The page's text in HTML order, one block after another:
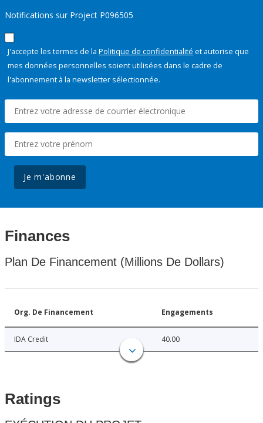
Notifications sur Project P096505
J'accepte les termes de la Politique de confidentialité et autorise que
mes données personnelles soient utilisées dans le cadre de
l'abonnement à la newsletter sélectionnée.
Je m'abonne
Finances
Plan De Financement (Millions De Dollars)
Org. De Financement Engagements
IDA Credit 40.00
Ratings